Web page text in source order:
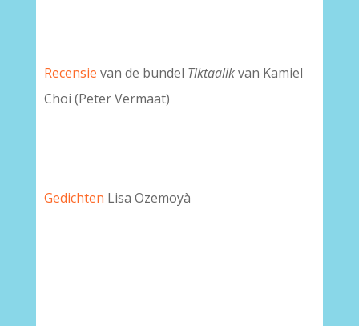
Recensie van de bundel Tiktaalikvan Kamiel
Choi (Peter Vermaat)
Gedichten Lisa Ozemoyà